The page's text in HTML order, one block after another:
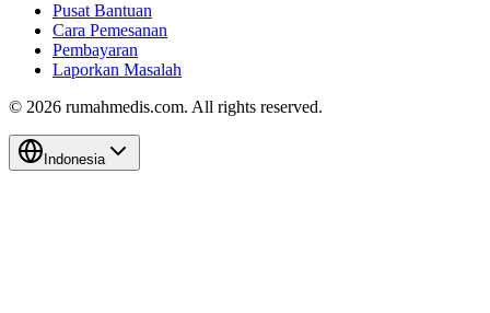
Pusat Bantuan
Cara Pemesanan
Pembayaran
Laporkan Masalah
© 2026 rumahmedis.com. All rights reserved.
Indonesia